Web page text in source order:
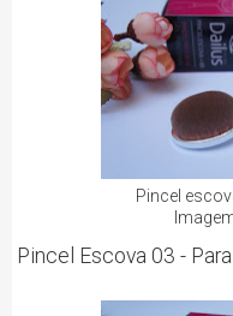
Pincel
Pincel Escova 03 -